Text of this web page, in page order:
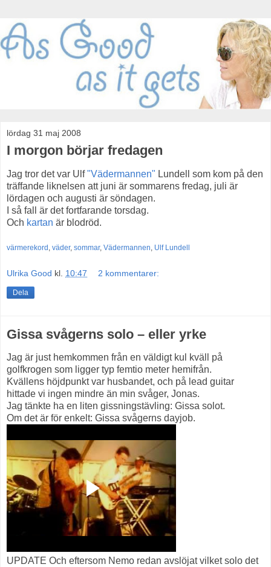
lördag 31 maj 2008
I morgon börjar fredagen
Jag tror det var Ulf"Vädermannen" Lundell som kom på den
träffande liknelsen att juni är sommarens fredag, juli är
lördagen och augusti är söndagen.
I så fall är det fortfarande torsdag.
Och kartan är blodröd.
värmerekord , väder, sommar, Vädermannen, Ulf Lundell
Ulrika Good kl. 10:47 2 kommentarer:
Dela
Gissa svågerns solo – eller yrke
Jag är just hemkommen från en väldigt kul kväll på
golfkrogen som ligger typ femtio meter hemifrån.
Kvällens höjdpunkt var husbandet, och på lead guitar
hittade vi ingen mindre än min svåger, Jonas.
Jag tänkte ha en liten gissningstävling: Gissa solot.
Om det är för enkelt: Gissa svågerns dayjob.
UPDATE Och eftersom Nemo redan avslöjat vilket solo det